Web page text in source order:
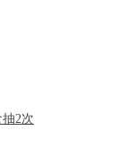
2次